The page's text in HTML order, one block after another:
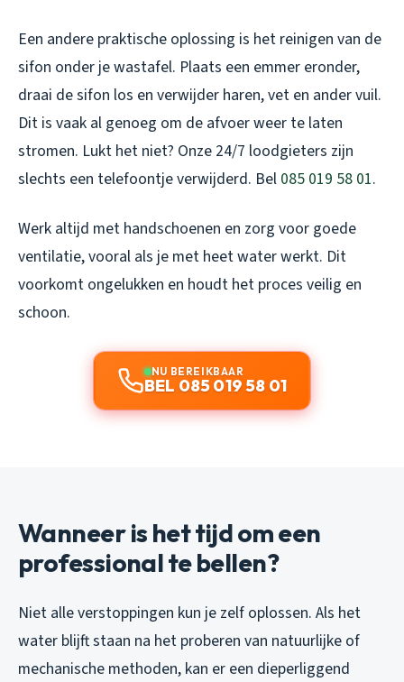
Een andere praktische oplossing is het reinigen van de
sifon onder je wastafel. Plaats een emmer eronder,
draai de sifon los en verwijder haren, vet en ander vuil.
Dit is vaak al genoeg om de afvoer weer te laten
stromen. Lukt het niet? Onze 24/7 loodgieters zijn
slechts een telefoontje verwijderd. Bel 085 019 58 01.
Werk altijd met handschoenen en zorg voor goede
ventilatie, vooral als je met heet water werkt. Dit
voorkomt ongelukken en houdt het proces veilig en
schoon.
NU BEREIKBAAR
BEL 085 019 58 01
Wanneer is het tijd om een
professional te bellen?
Niet alle verstoppingen kun je zelf oplossen. Als het
water blijft staan na het proberen van natuurlijke of
mechanische methoden, kan er een dieperliggend